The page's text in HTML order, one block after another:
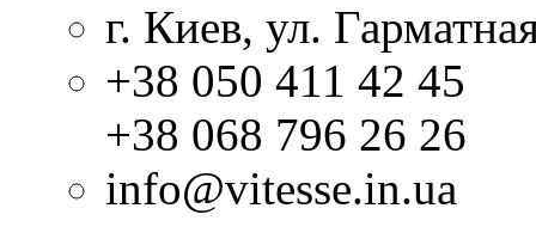
г. Киев, ул.
+38 050 411 42 45
+38 068 796 26 26
info@vitesse.in.ua